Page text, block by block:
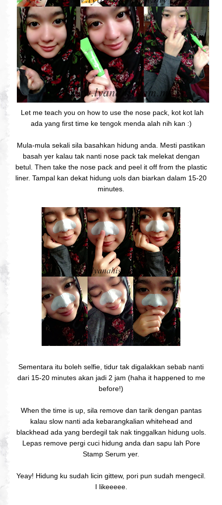
Let me teach you on how to use the nose pack, kot kot lah
ada yang first time ke tengok menda alah nih kan :)
Mula-mula sekali sila basahkan hidung anda. Mesti pastikan
basah yer kalau tak nanti nose pack tak melekat dengan
betul. Then take the nose pack and peel it off from the plastic
liner. Tampal kan dekat hidung uols dan biarkan dalam 15-20
minutes.
Sementara itu boleh selfie, tidur tak digalakkan sebab nanti
dari 15-20 minutes akan jadi 2 jam (haha it happened to me
before!)
When the time is up, sila remove dan tarik dengan pantas
kalau slow nanti ada kebarangkalian whitehead and
blackhead ada yang berdegil tak nak tinggalkan hidung uols.
Lepas remove pergi cuci hidung anda dan sapu lah Pore
Stamp Serum yer.
Yeay! Hidung ku sudah licin gittew, pori pun sudah mengecil.
I likeeeee.